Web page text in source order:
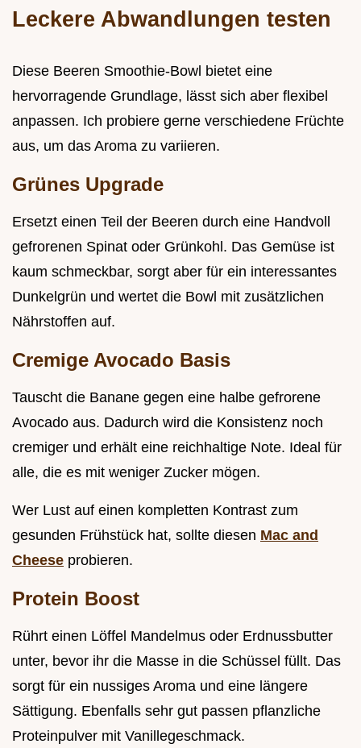
Leckere Abwandlungen testen
Diese Beeren Smoothie-Bowl bietet eine
hervorragende Grundlage, lässt sich aber flexibel
anpassen. Ich probiere gerne verschiedene Früchte
aus, um das Aroma zu variieren.
Grünes Upgrade
Ersetzt einen Teil der Beeren durch eine Handvoll
gefrorenen Spinat oder Grünkohl. Das Gemüse ist
kaum schmeckbar, sorgt aber für ein interessantes
Dunkelgrün und wertet die Bowl mit zusätzlichen
Nährstoffen auf.
Cremige Avocado Basis
Tauscht die Banane gegen eine halbe gefrorene
Avocado aus. Dadurch wird die Konsistenz noch
cremiger und erhält eine reichhaltige Note. Ideal für
alle, die es mit weniger Zucker mögen.
Wer Lust auf einen kompletten Kontrast zum
gesunden Frühstück hat, sollte diesen Mac and
Cheese probieren.
Protein Boost
Rührt einen Löffel Mandelmus oder Erdnussbutter
unter, bevor ihr die Masse in die Schüssel füllt. Das
sorgt für ein nussiges Aroma und eine längere
Sättigung. Ebenfalls sehr gut passen pflanzliche
Proteinpulver mit Vanillegeschmack.